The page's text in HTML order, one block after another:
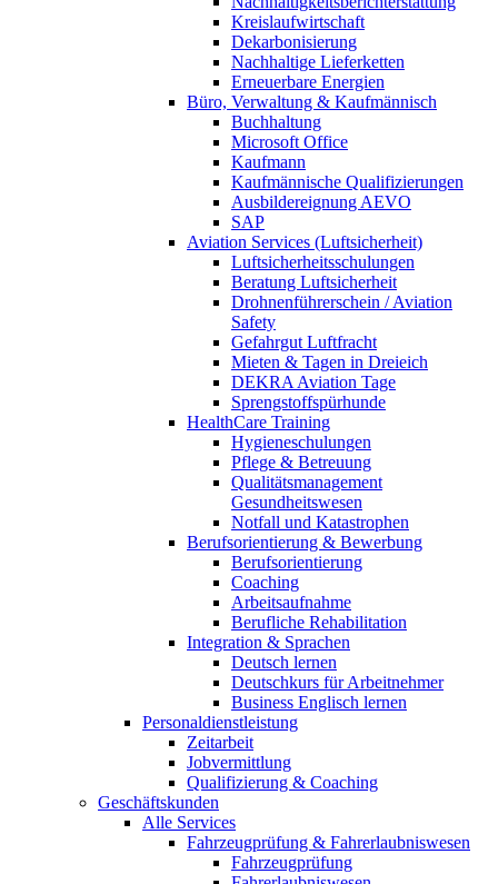
Kreislaufwirtschaft
Dekarbonisierung
Nachhaltige Lieferketten
Erneuerbare Energien
Büro, Verwaltung & Kaufmännisch
Buchhaltung
Microsoft Office
Kaufmann
Kaufmännische Qualifizierungen
Ausbildereignung AEVO
SAP
Aviation Services (Luftsicherheit)
Luftsicherheitsschulungen
Beratung Luftsicherheit
Drohnenführerschein / Aviation
Safety
Gefahrgut Luftfracht
Mieten & Tagen in Dreieich
DEKRA Aviation Tage
Sprengstoffspürhunde
HealthCare Training
Hygieneschulungen
Pflege & Betreuung
Qualitätsmanagement
Gesundheitswesen
Notfall und Katastrophen
Berufsorientierung & Bewerbung
Berufsorientierung
Coaching
Arbeitsaufnahme
Berufliche Rehabilitation
Integration & Sprachen
Deutsch lernen
Deutschkurs für Arbeitnehmer
Business Englisch lernen
Personaldienstleistung
Zeitarbeit
Jobvermittlung
Qualifizierung & Coaching
Geschäftskunden
Alle Services
Fahrzeugprüfung & Fahrerlaubniswesen
Fahrzeugprüfung